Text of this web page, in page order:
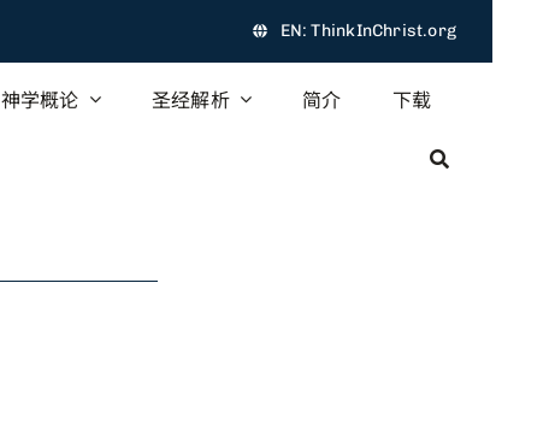
EN: ThinkInChrist.org
神学概论 圣经解析 简介 下载